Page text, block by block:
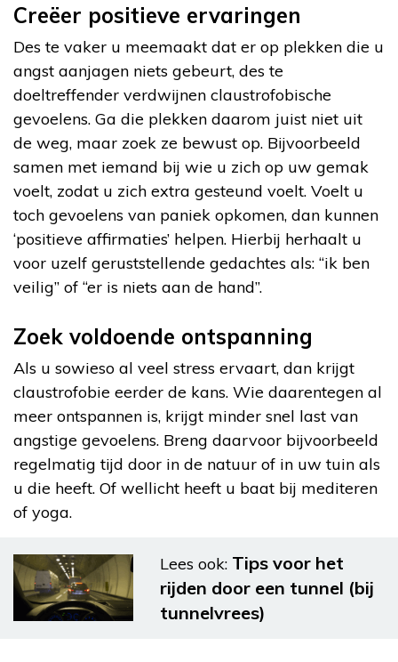
Creëer positieve ervaringen
Des te vaker u meemaakt dat er op plekken die u
angst aanjagen niets gebeurt, des te
doeltreffender verdwijnen claustrofobische
gevoelens. Ga die plekken daarom juist niet uit
de weg, maar zoek ze bewust op. Bijvoorbeeld
samen met iemand bij wie u zich op uw gemak
voelt, zodat u zich extra gesteund voelt. Voelt u
toch gevoelens van paniek opkomen, dan kunnen
‘positieve affirmaties’ helpen. Hierbij herhaalt u
voor uzelf geruststellende gedachtes als: “ik ben
veilig” of “er is niets aan de hand”.
Zoek voldoende ontspanning
Als u sowieso al veel stress ervaart, dan krijgt
claustrofobie eerder de kans. Wie daarentegen al
meer ontspannen is, krijgt minder snel last van
angstige gevoelens. Breng daarvoor bijvoorbeeld
regelmatig tijd door in de natuur of in uw tuin als
u die heeft. Of wellicht heeft u baat bij mediteren
of yoga.
Lees ook: Tips voor het
rijden door een tunnel (bij
tunnelvrees)